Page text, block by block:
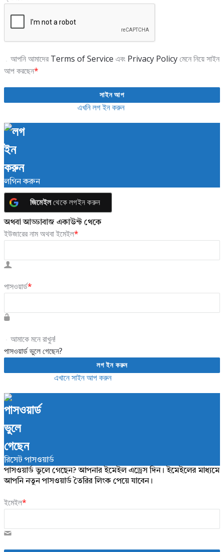
আপনি আমাদেরTerms of Service এবং Privacy Policyমেনে নিয়ে সাইন
আপ করছেন*
এখনি লগ ইন করুন
লগিন করুন
জিমেইলথেকে লগইন করুন
অথবা আড্ডাবাজ একাউন্ট থেকে
ইউজারের নাম অথবা ইমেইল*
পাসওয়ার্ড*
আমাকে মনে রাখুন!
পাসওয়ার্ড ভুলে গেছেন?
এখানে সাইন আপ করুন
রিসেট পাসওয়ার্ড
পাসওয়ার্ড ভুলে গেছেন? আপনার ইমেইল এড্রেস দিন। ইমেইলের মাধ্যমে
আপনি নতুন পাসওয়ার্ড তৈরির লিংক পেয়ে যাবেন।
ইমেইল*